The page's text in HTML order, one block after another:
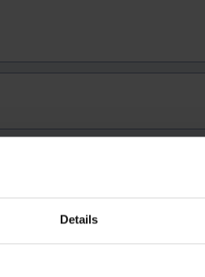
Details